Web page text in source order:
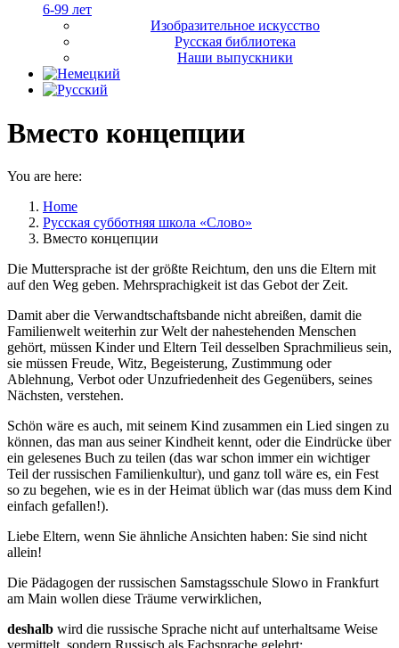
6-99 лет
Изобразительное искусство
Русская библиотека
Наши выпускники
Вместо концепции
You are here:
Home
Русская субботняя школа «Слово»
Вместо концепции
Die Muttersprache ist der größte Reichtum, den uns die Eltern mit
auf den Weg geben. Mehrsprachigkeit ist das Gebot der Zeit.
Damit aber die Verwandtschaftsbande nicht abreißen, damit die
Familienwelt weiterhin zur Welt der nahestehenden Menschen
gehört, müssen Kinder und Eltern Teil desselben Sprachmilieus sein,
sie müssen Freude, Witz, Begeisterung, Zustimmung oder
Ablehnung, Verbot oder Unzufriedenheit des Gegenübers, seines
Nächsten, verstehen.
Schön wäre es auch, mit seinem Kind zusammen ein Lied singen zu
können, das man aus seiner Kindheit kennt, oder die Eindrücke über
ein gelesenes Buch zu teilen (das war schon immer ein wichtiger
Teil der russischen Familienkultur), und ganz toll wäre es, ein Fest
so zu begehen, wie es in der Heimat üblich war (das muss dem Kind
einfach gefallen!).
Liebe Eltern, wenn Sie ähnliche Ansichten haben: Sie sind nicht
allein!
Die Pädagogen der russischen Samstagsschule Slowo in Frankfurt
am Main wollen diese Träume verwirklichen,
deshalb wird die russische Sprache nicht auf unterhaltsame Weise